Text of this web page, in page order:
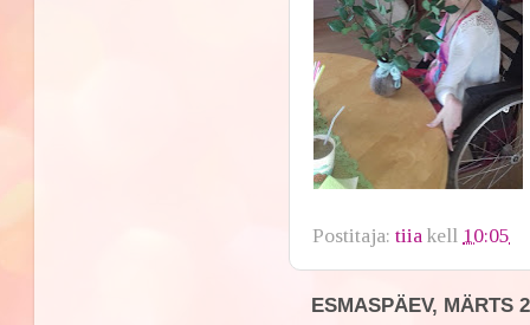
Postitaja:tiia kell 10:05
ESMASPÄEV, MÄRTS